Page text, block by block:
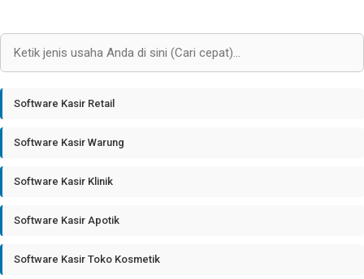
Software Kasir Retail
Software Kasir Warung
Software Kasir Klinik
Software Kasir Apotik
Software Kasir Toko Kosmetik